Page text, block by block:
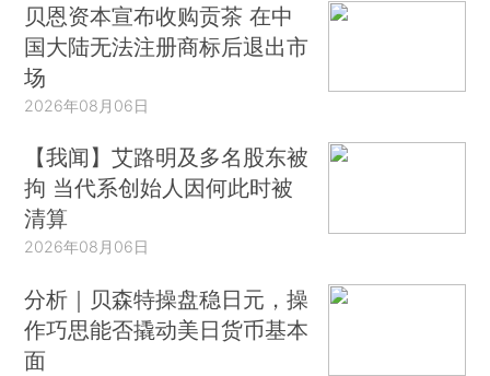
贝恩资本宣布收购贡茶 在中
国大陆无法注册商标后退出市
场
2026年08月06日
【我闻】艾路明及多名股东被
拘 当代系创始人因何此时被
清算
2026年08月06日
分析｜贝森特操盘稳日元，操
作巧思能否撬动美日货币基本
面